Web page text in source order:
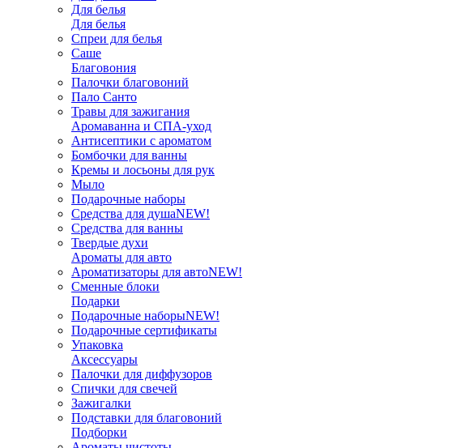
Для белья
Для белья
Спреи для белья
Саше
Благовония
Палочки благовоний
Пало Санто
Травы для зажигания
Аромаванна и СПА-уход
Антисептики с ароматом
Бомбочки для ванны
Кремы и лосьоны для рук
Мыло
Подарочные наборы
Средства для душаNEW!
Средства для ванны
Твердые духи
Ароматы для авто
Ароматизаторы для автоNEW!
Сменные блоки
Подарки
Подарочные наборыNEW!
Подарочные сертификаты
Упаковка
Аксессуары
Палочки для диффузоров
Спички для свечей
Зажигалки
Подставки для благовоний
Подборки